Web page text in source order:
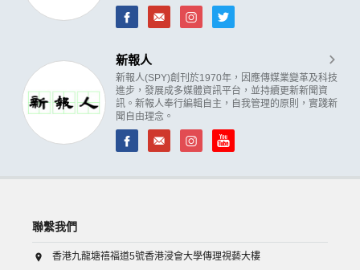
新報人
新報人(SPY)創刊於1970年，因應傳媒業變革及科技
進步，發展成多媒體資訊平台，並持續更新新聞資
訊。新報人奉行編輯自主，自我管理的原則，實踐新
聞自由理念。
聯繫我們
香港九龍塘禧福道5號香港浸會大學傳理視藝大樓